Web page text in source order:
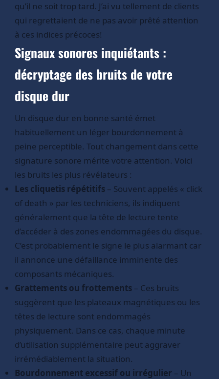
qu’il ne soit trop tard. J’ai vu tellement de clients
qui regrettaient de ne pas avoir prêté attention
à ces indices précoces!
Signaux sonores inquiétants :
décryptage des bruits de votre
disque dur
Un disque dur en bonne santé émet
habituellement un léger bourdonnement à
peine perceptible. Tout changement dans cette
signature sonore mérite votre attention. Voici
les bruits les plus révélateurs :
Les cliquetis répétitifs – Souvent appelés « click
of death » par les techniciens, ils indiquent
généralement que la tête de lecture tente
d’accéder à des zones endommagées du disque.
C’est probablement le signe le plus alarmant car
il annonce une défaillance imminente des
composants mécaniques.
Grattements ou frottements – Ces bruits
suggèrent que les plateaux magnétiques ou les
têtes de lecture sont endommagés
physiquement. Dans ce cas, chaque minute
d’utilisation supplémentaire peut aggraver
irrémédiablement la situation.
Bourdonnement excessif ou irrégulier – Un